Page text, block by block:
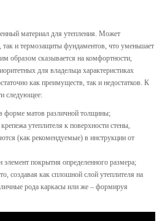
материал для утепления. Может
так и термозащиты фундаментов, что уменьшает
образом сказывается на комфортности,
для владельца характеристиках
как преимуществ, так и недостатков. К
следующее:
форме матов различной толщины;
утеплителя к поверхности стены,
(как рекомендуемые) в инструкции от
элемент покрытия определенного размера;
создавая как сплошной слой утеплителя на
рода каркасы или же – формируя